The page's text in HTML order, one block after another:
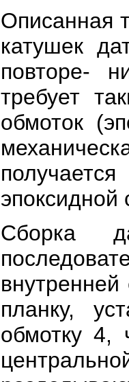
Описанная
катушек
повторе-
требует
обмоток
Сборка
планку,
обмотку 4,